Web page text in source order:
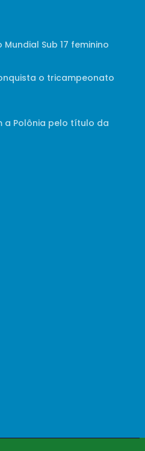
Sub 17 feminino
o tricampeonato
a Polônia pelo título da